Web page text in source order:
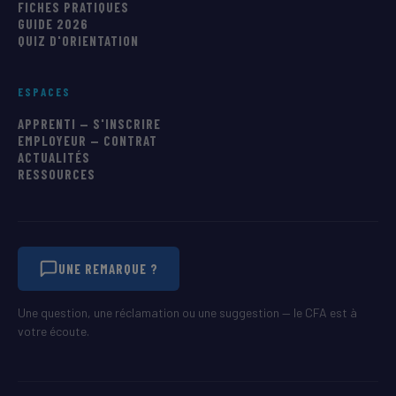
FICHES PRATIQUES
GUIDE 2026
QUIZ D'ORIENTATION
ESPACES
APPRENTI — S'INSCRIRE
EMPLOYEUR — CONTRAT
ACTUALITÉS
RESSOURCES
UNE REMARQUE ?
Une question, une réclamation ou une suggestion — le CFA est à
votre écoute.